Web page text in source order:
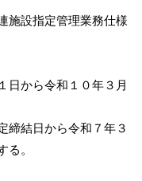
設指定管理業務仕様
ら令和１０年３月
令和７年３
る。